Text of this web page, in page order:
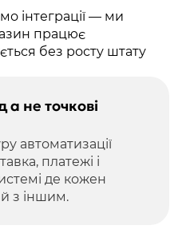
інтеграції — ми
працює
без росту штату
а не точкові
автоматизації
платежі і
де кожен
з іншим.